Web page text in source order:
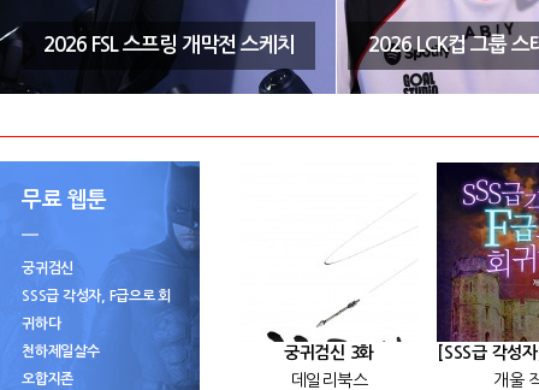
2026 FSL 스프링 개막전 스케치 2026 LCK컵 그룹 스
무료 웹툰
궁귀검신
SSS급 각성자, F급으로 회
귀하다
천하제일살수
오합지존
궁귀검신 3화
데일리북스
개울